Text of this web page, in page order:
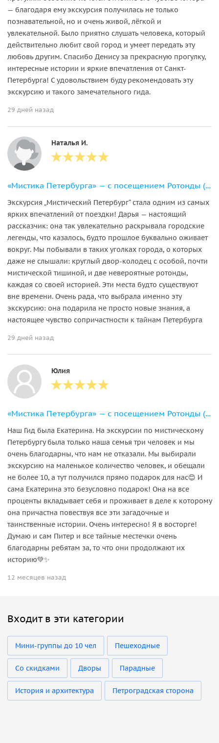
— благодаря ему экскурсия получилась не только
познавательной, но и очень живой, лёгкой и
увлекательной. Было приятно слушать человека, который
действительно любит свой город и умеет передать эту
любовь другим. Спасибо Денису за прекрасную прогулку,
интересные истории и яркие впечатления от Санкт-
Петербурга! С удовольствием буду рекомендовать эту
экскурсию и такого замечательного гида.
29 дней назад
Наталья И.
«Мистика Петербурга» — с посещением Ротонды (в небольшой группе)
Экскурсия „Мистический Петербург“ стала одним из самых
ярких впечатлений от поездки! Дарья — настоящий
рассказчик: она так увлекательно раскрывала городские
легенды, что казалось, будто прошлое буквально оживает
вокруг. Мы побывали в таких уголках города, о которых
даже не слышали: круглый двор‑колодец с особой, почти
мистической тишиной, и две невероятные ротонды,
каждая со своей историей. Эти места будто существуют
вне времени. Очень рада, что выбрала именно эту
экскурсию: она подарила не просто новые знания, а
настоящее чувство сопричастности к тайнам Петербурга
29 дней назад
Юлия
«Мистика Петербурга» — с посещением Ротонды (в небольшой группе)
Наш Гид была Екатерина. На экскурсии по мистическому
Петербургу была только наша семья три человек и мы
очень благодарны, что нам не отказали. Мы выбирали
экскурсию на маленькое количество человек, и обещали
не более 10, а тут получился прямо подарок для нас😊 И
сама Екатерина это безусловно подарок! Она на все
проценты вкладывает себя и проживает в деле к которому
она причастна повествуя все эти загадочные и
таинственные истории. Очень интересно! Я в восторге!
Думаю и сам Питер и все тайные местечки очень
благодарны ребятам за, то что они продолжают их
историю💚✨
12 месяцев назад
Входит в эти категории
Мини-группы до 10 чел Пешеходные
Со скидками Дворы Парадные
История и архитектура Петроградская сторона